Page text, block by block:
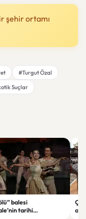
şehir ortamı
#Turgut Özal
Suçlar
balesi
tarihi